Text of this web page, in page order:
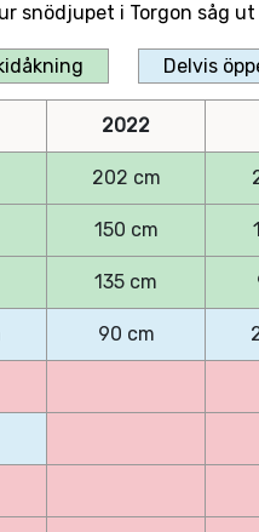
snödjupet i Torgon såg
Delvis
2022
202 cm
150 cm
135 cm
90 cm